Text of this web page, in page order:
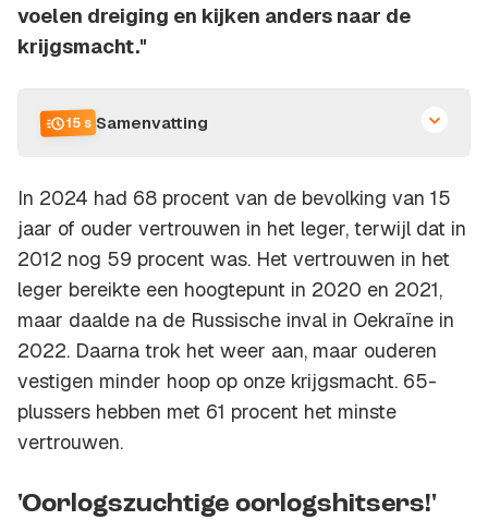
voelen dreiging en kijken anders naar de
krijgsmacht."
15 s Samenvatting
In 2024 had 68 procent van de bevolking van 15
jaar of ouder vertrouwen in het leger, terwijl dat in
2012 nog 59 procent was. Het vertrouwen in het
leger bereikte een hoogtepunt in 2020 en 2021,
maar daalde na de Russische inval in Oekraïne in
2022. Daarna trok het weer aan, maar ouderen
vestigen minder hoop op onze krijgsmacht. 65-
plussers hebben met 61 procent het minste
vertrouwen.
'Oorlogszuchtige oorlogshitsers!'